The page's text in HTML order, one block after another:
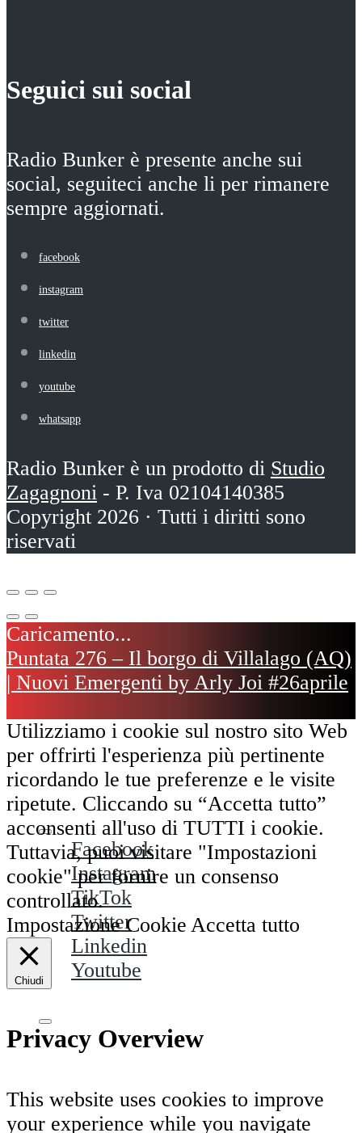
Seguici sui social
Radio Bunker è presente anche sui
social, seguiteci anche li per rimanere
sempre aggiornati.
facebook
instagram
twitter
linkedin
youtube
whatsapp
Radio Bunker è un prodotto di Studio
Zagagnoni - P. Iva 02104140385
Copyright 2026 · Tutti i diritti sono
riservati
Puntata 276 – Il borgo di Villalago (AQ)
| Nuovi Emergenti by Arly Joi #26aprile
Facebook
Instagram
TikTok
Twitter
Linkedin
Youtube
Utilizziamo i cookie sul nostro sito Web
per offrirti l'esperienza più pertinente
ricordando le tue preferenze e le visite
ripetute. Cliccando su “Accetta tutto”
acconsenti all'uso di TUTTI i cookie.
Tuttavia, puoi visitare "Impostazioni
cookie" per fornire un consenso
controllato.
Impostazione Cookie Accetta tutto
Chiudi
Privacy Overview
This website uses cookies to improve
your experience while you navigate